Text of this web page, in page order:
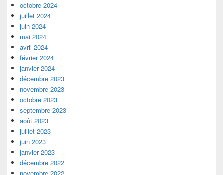
octobre 2024
juillet 2024
juin 2024
mai 2024
avril 2024
février 2024
janvier 2024
décembre 2023
novembre 2023
octobre 2023
septembre 2023
août 2023
juillet 2023
juin 2023
janvier 2023
décembre 2022
novembre 2022